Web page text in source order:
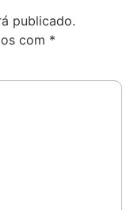
publicado.
com *